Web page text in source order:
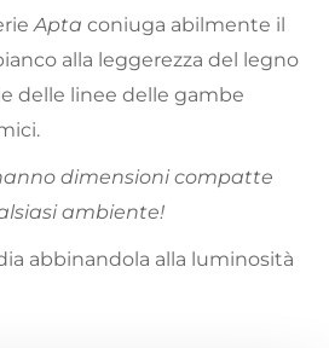
Apta coniuga abilmente il
alla leggerezza del legno
delle linee delle gambe
dimensioni compatte
ambiente!
abbinandola alla luminosità